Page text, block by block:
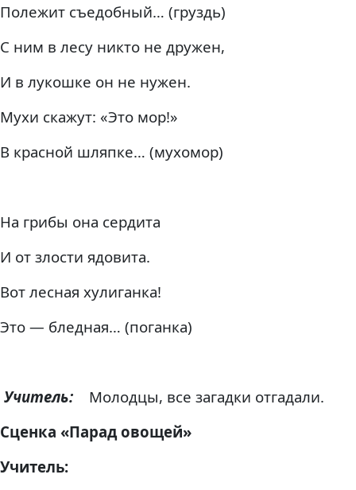
Полежит съедобный… (груздь)
С ним в лесу никто не дружен,
И в лукошке он не нужен.
Мухи скажут: «Это мор!»
В красной шляпке… (мухомор)
На грибы она сердита
И от злости ядовита.
Вот лесная хулиганка!
Это — бледная… (поганка)
Учитель:
Молодцы, все загадки отгадали.
Сценка «Парад овощей»
Учитель: